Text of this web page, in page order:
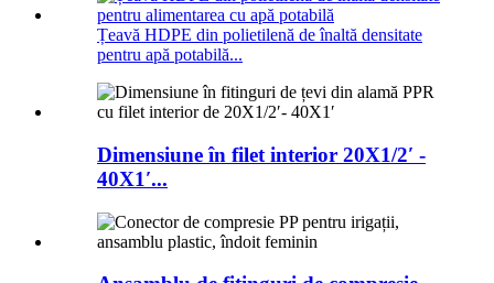
Țeavă HDPE din polietilenă de înaltă densitate
pentru apă potabilă...
Dimensiune în filet interior 20X1/2′ -
40X1′...